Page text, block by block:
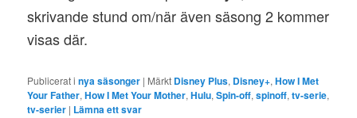
skrivande stund om/när även säsong 2 kommer
visas där.
Publicerat i nya säsonger | Märkt Disney Plus, Disney+,How I Met
Your Father,How I Met Your Mother,Hulu,Spin-off,spinoff,tv-serie,
tv-serier | Lämna ett svar